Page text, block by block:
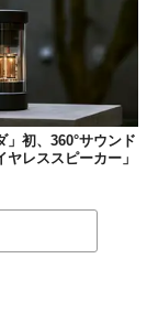
」初、360°サウンド
ヤレススピーカー」